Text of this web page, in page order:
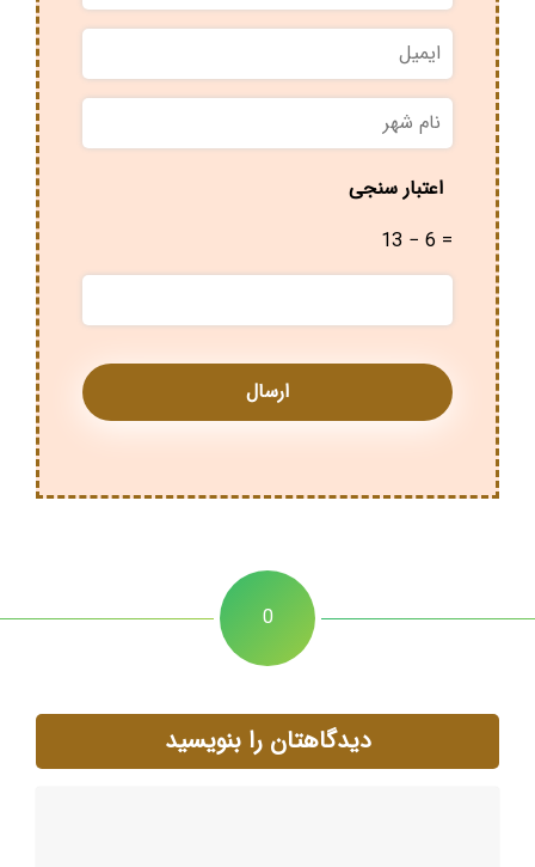
ایمیل
نام
شهر *
اعتبار سنجی
13 − 6 =
0
دیدگاهتان را بنویسید